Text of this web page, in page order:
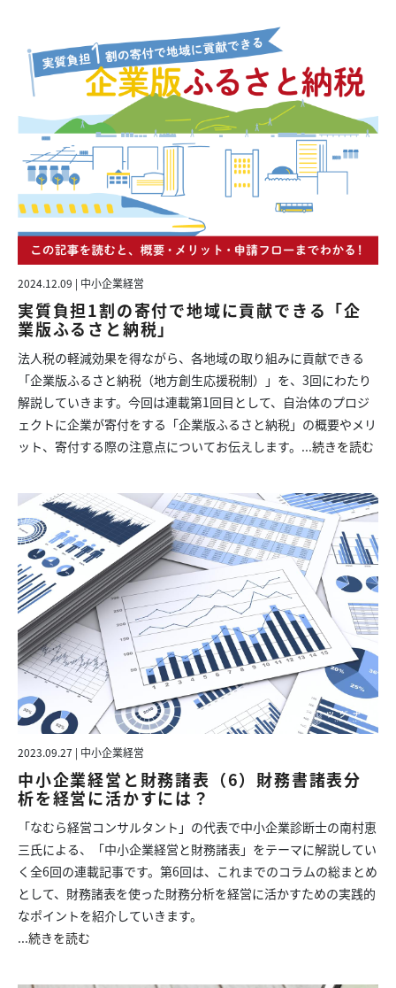
2024.12.09 | 中小企業経営
実質負担1割の寄付で地域に貢献できる「企
業版ふるさと納税」
法人税の軽減効果を得ながら、各地域の取り組みに貢献できる
「企業版ふるさと納税（地方創生応援税制）」を、3回にわたり
解説していきます。今回は連載第1回目として、自治体のプロジ
ェクトに企業が寄付をする「企業版ふるさと納税」の概要やメリ
ット、寄付する際の注意点についてお伝えします。...続きを読む
2023.09.27 | 中小企業経営
中小企業経営と財務諸表（6）財務書諸表分
析を経営に活かすには？
「なむら経営コンサルタント」の代表で中小企業診断士の南村恵
三氏による、「中小企業経営と財務諸表」をテーマに解説してい
く全6回の連載記事です。第6回は、これまでのコラムの総まとめ
として、財務諸表を使った財務分析を経営に活かすための実践的
なポイントを紹介していきます。
...続きを読む